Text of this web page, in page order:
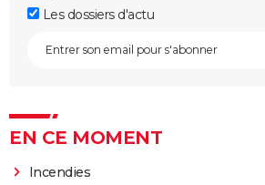
Les dossiers d'actu
EN CE MOMENT
Incendies